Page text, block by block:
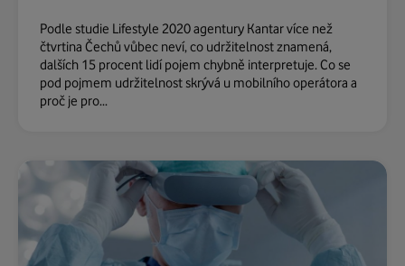
Podle studie Lifestyle 2020 agentury Kantar více než
čtvrtina Čechů vůbec neví, co udržitelnost znamená,
dalších 15 procent lidí pojem chybně interpretuje. Co se
pod pojmem udržitelnost skrývá u mobilního operátora a
proč je pro...